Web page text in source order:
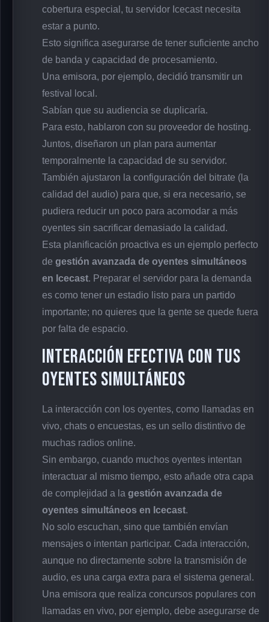
cobertura especial, tu servidor Icecast necesita
estar a punto.
Esto significa asegurarse de tener suficiente ancho
de banda y capacidad de procesamiento.
Una emisora, por ejemplo, decidió transmitir un
festival local.
Sabían que su audiencia se duplicaría.
Para esto, hablaron con su proveedor de hosting.
Juntos, diseñaron un plan para aumentar
temporalmente la capacidad de su servidor.
También ajustaron la configuración del bitrate (la
calidad del audio) para que, si era necesario, se
pudiera reducir un poco para acomodar a más
oyentes sin sacrificar demasiado la calidad.
Esta planificación proactiva es un ejemplo perfecto
de gestión avanzada de oyentes simultáneos
en Icecast. Preparar el servidor para la demanda
es como tener un estadio listo para un partido
importante; no quieres que la gente se quede fuera
por falta de espacio.
Interacción Efectiva con tus
Oyentes Simultáneos
La interacción con los oyentes, como llamadas en
vivo, chats o encuestas, es un sello distintivo de
muchas radios online.
Sin embargo, cuando muchos oyentes intentan
interactuar al mismo tiempo, esto añade otra capa
de complejidad a la gestión avanzada de
oyentes simultáneos en Icecast.
No solo escuchan, sino que también envían
mensajes o intentan participar. Cada interacción,
aunque no directamente sobre la transmisión de
audio, es una carga extra para el sistema general.
Una emisora que realiza concursos populares con
llamadas en vivo, por ejemplo, debe asegurarse de